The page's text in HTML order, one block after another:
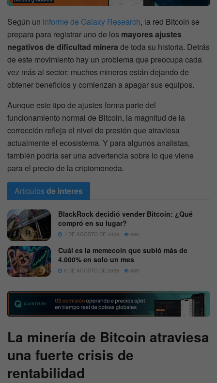
Según un informe de Galaxy Research, la red Bitcoin se
prepara para registrar uno de los mayores ajustes
negativos de dificultad minera de toda su historia. Detrás
de este movimiento hay un problema que preocupa cada
vez más al sector: muchos mineros están dejando de
obtener beneficios y comienzan a apagar sus equipos.
Aunque este tipo de ajustes forma parte del
funcionamiento normal de Bitcoin, la magnitud de la
corrección refleja el nivel de presión que atraviesa
actualmente el ecosistema. Y para algunos analistas,
también podría ser una advertencia sobre lo que viene
para el precio de la criptomoneda.
Articulosde interes
BlackRock decidió vender Bitcoin: ¿Qué
compró en su lugar?
7 DE AGOSTO DE 2026 696
Cuál es la memecoin que subió más de
4.000% en solo un mes
6 DE AGOSTO DE 2026 635
La minería de Bitcoin atraviesa
una fuerte crisis de
rentabilidad